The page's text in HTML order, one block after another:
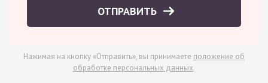
ОТПРАВИТЬ
Нажимая на кнопку «Отправить», вы принимаете положение об
обработке персональных данных.